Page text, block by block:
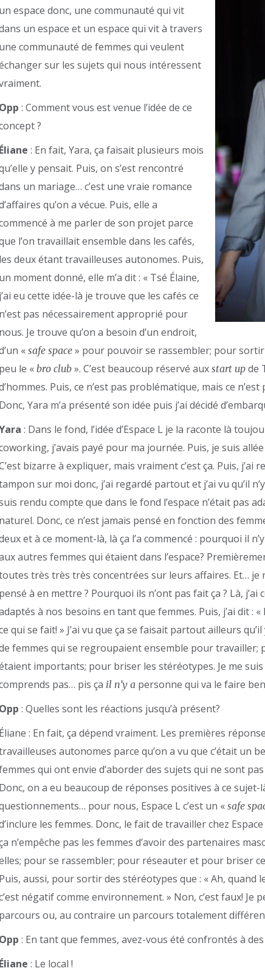
un espace donc, une communauté qui vit
un espace et un espace qui vit à travers
une communauté de femmes qui veulent
sur les sujets qui nous intéressent
Opp : Comment vous est venue l’idée de ce
?
Éliane : En fait, Yara, ça faisait plusieurs mois
y pensait. Puis, on s’est rencontré
un mariage… c’est une vraie romance
qu’on a vécue. Puis, elle a
à me parler de son projet parce
l’on travaillait ensemble dans les cafés,
les deux étant travailleuses autonomes. Puis,
un moment donné, elle m’a dit : « Tsé Élaine,
j’ai eu cette idée-là je trouve que les cafés ce
n’est pas nécessairement approprié pour
nous. Je trouve qu’on a besoin d’un endroit,
« safe space » pour pouvoir se rassembler; pour
peu le « bro club ». C’est beaucoup réservé aux start up de
Puis, ce n’est pas problématique, mais ce
Donc, Yara m’a présenté son idée puis j’ai décidé
: Dans le fond, l’idée d’Espace L je la raconte là
j’avais payé pour ma journée. Puis, je suis
bizarre à expliquer, mais vraiment c’est ça. Puis,
sur moi donc, j’ai regardé partout et j’ai vu qu’il
rendu compte que dans le fond l’espace n’était pas
naturel. Donc, ce n’est jamais pensé en fonction des
et à ce moment-là, là ça l’a commencé : pourquoi il
autres femmes qui étaient dans l’espace?
très très très concentrées sur leurs affaires. Et… je
pensé à en mettre ? Pourquoi ils n’ont pas fait ça ? Là,
à nos besoins en tant que femmes. Puis, j’ai dit :
qui se fait! » J’ai vu que ça se faisait partout ailleurs
femmes qui se regroupaient ensemble pour
importants; pour briser les stéréotypes. Je me
pas… pis ça il n’y a personne qui va le faire
Opp : Quelles sont les réactions jusqu’à présent?
Éliane : En fait, ça dépend vraiment. Les premières
autonomes parce qu’on a vu que c’était un
qui ont envie d’aborder des sujets qui ne sont
Donc, on a eu beaucoup de réponses positives à ce
pour nous, Espace L c’est un « safe
les femmes. Donc, le fait de travailler chez
n’empêche pas les femmes d’avoir des partenaires
pour se rassembler; pour réseauter et pour briser
Puis, aussi, pour sortir des stéréotypes que : « Ah, quand
négatif comme environnement. » Non, c’est faux!
parcours ou, au contraire un parcours totalement
Opp : En tant que femmes, avez-vous été confrontés à
Éliane : Le local !